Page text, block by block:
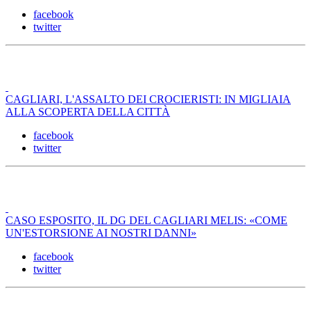
facebook
twitter
CAGLIARI, L'ASSALTO DEI CROCIERISTI: IN MIGLIAIA
ALLA SCOPERTA DELLA CITTÀ
facebook
twitter
CASO ESPOSITO, IL DG DEL CAGLIARI MELIS: «COME
UN'ESTORSIONE AI NOSTRI DANNI»
facebook
twitter